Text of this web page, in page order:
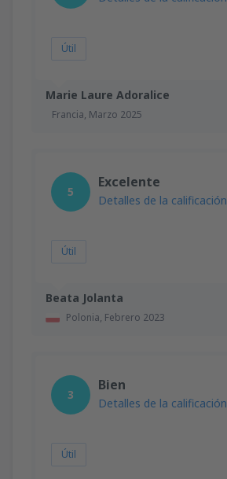
Marie Laure Adoralice
Francia, Marzo 2025
Útil
Beata Jolanta
Polonia, Febrero 2023
5
Excelente
Detalles de la calificación
Útil
3
Bien
Detalles de la calificación
Útil